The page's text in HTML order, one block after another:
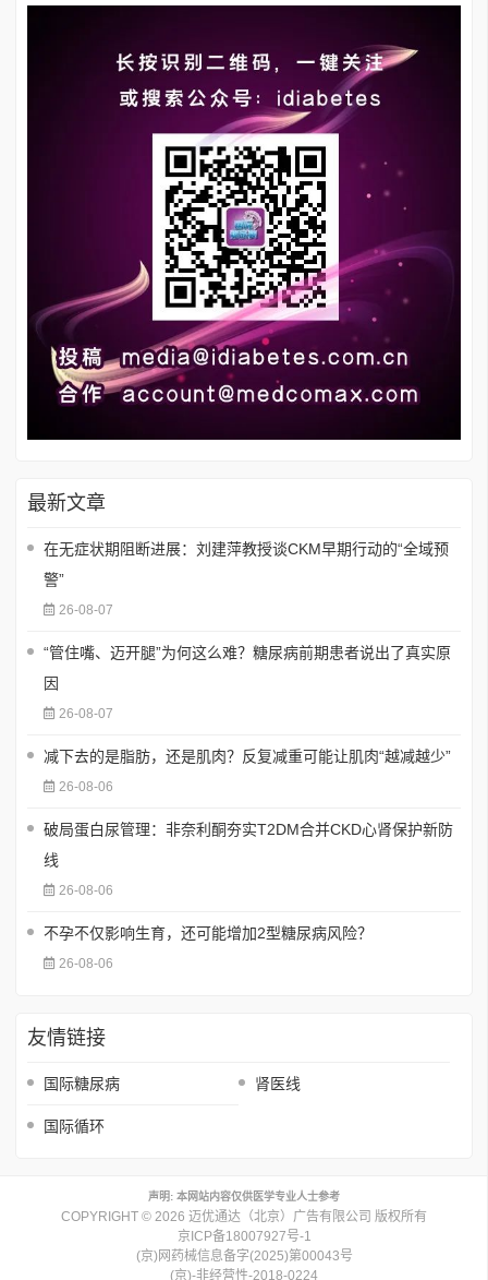
最新文章
在无症状期阻断进展：刘建萍教授谈CKM早期行动的“全域预
警”
26-08-07
“管住嘴、迈开腿”为何这么难？糖尿病前期患者说出了真实原
因
26-08-07
减下去的是脂肪，还是肌肉？反复减重可能让肌肉“越减越少”
26-08-06
破局蛋白尿管理：非奈利酮夯实T2DM合并CKD心肾保护新防
线
26-08-06
不孕不仅影响生育，还可能增加2型糖尿病风险？
26-08-06
友情链接
国际糖尿病 肾医线
国际循环
声明: 本网站内容仅供医学专业人士参考
COPYRIGHT © 2026 迈优通达（北京）广告有限公司 版权所有
京ICP备18007927号-1
(京)网药械信息备字(2025)第00043号
(京)-非经营性-2018-0224